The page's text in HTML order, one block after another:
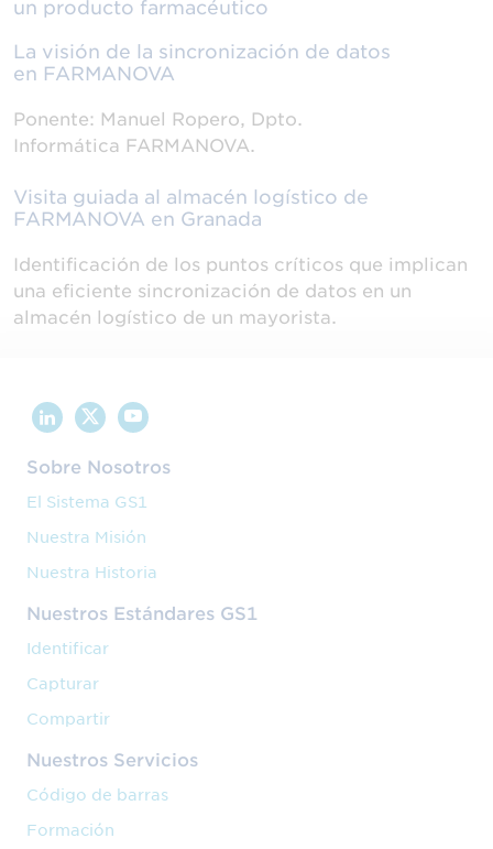
un producto farmacéutico
La visión de la sincronización de datos
en FARMANOVA
Ponente: Manuel Ropero, Dpto.
Informática FARMANOVA.
Visita guiada al almacén logístico de
FARMANOVA en Granada
Identificación de los puntos críticos que implican
una eficiente sincronización de datos en un
almacén logístico de un mayorista.
Sobre Nosotros
El Sistema GS1
Nuestra Misión
Nuestra Historia
Nuestros Estándares GS1
Identificar
Capturar
Compartir
Nuestros Servicios
Código de barras
Formación